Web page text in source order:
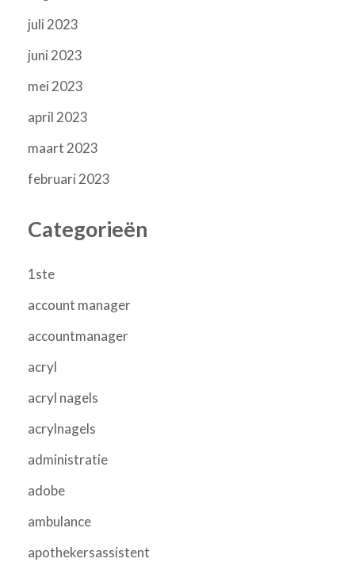
juli 2023
juni 2023
mei 2023
april 2023
maart 2023
februari 2023
Categorieën
1ste
account manager
accountmanager
acryl
acryl nagels
acrylnagels
administratie
adobe
ambulance
apothekersassistent